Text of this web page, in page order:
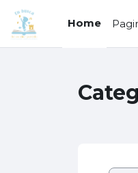
Skip to main content
Home